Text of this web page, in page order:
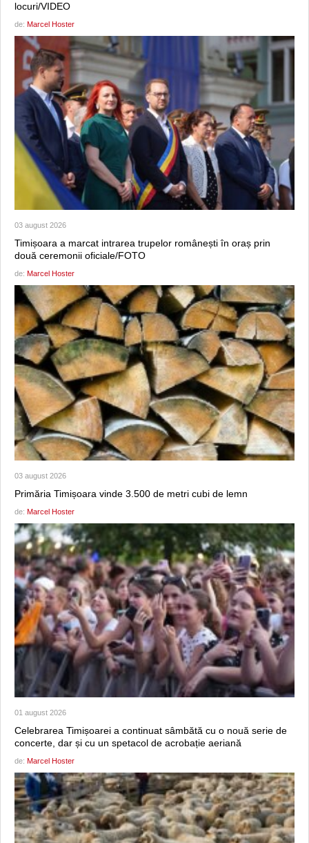
locuri/VIDEO
de: Marcel Hoster
03 august 2026
Timișoara a marcat intrarea trupelor românești în oraș prin
două ceremonii oficiale/FOTO
de: Marcel Hoster
03 august 2026
Primăria Timișoara vinde 3.500 de metri cubi de lemn
de: Marcel Hoster
01 august 2026
Celebrarea Timișoarei a continuat sâmbătă cu o nouă serie de
concerte, dar și cu un spetacol de acrobație aeriană
de: Marcel Hoster